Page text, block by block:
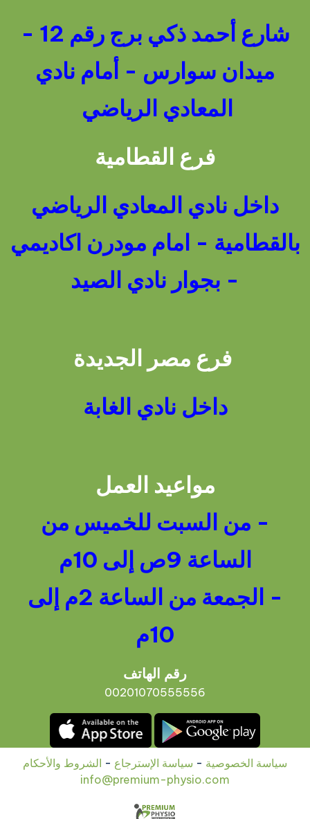
شارع أحمد ذكي برج رقم 12 -
ميدان سوارس - أمام نادي
المعادي الرياضي
فرع القطامية
داخل نادي المعادي الرياضي
بالقطامية - امام مودرن اكاديمي
- بجوار نادي الصيد
فرع مصر الجديدة
داخل نادي الغابة
مواعيد العمل
- من السبت للخميس من
الساعة 9ص إلى 10م
- الجمعة من الساعة 2م إلى
10م
رقم الهاتف
00201070555556
سياسة الخصوصية - سياسة الإسترجاع - الشروط والأحكام
info@premium-physio.com